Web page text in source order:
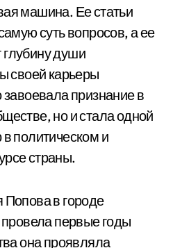
машина. Ее статьи
суть вопросов, а ее
души
своей карьеры
признание в
но и стала одной
политическом и
страны.
Попова в городе
первые годы
она проявляла